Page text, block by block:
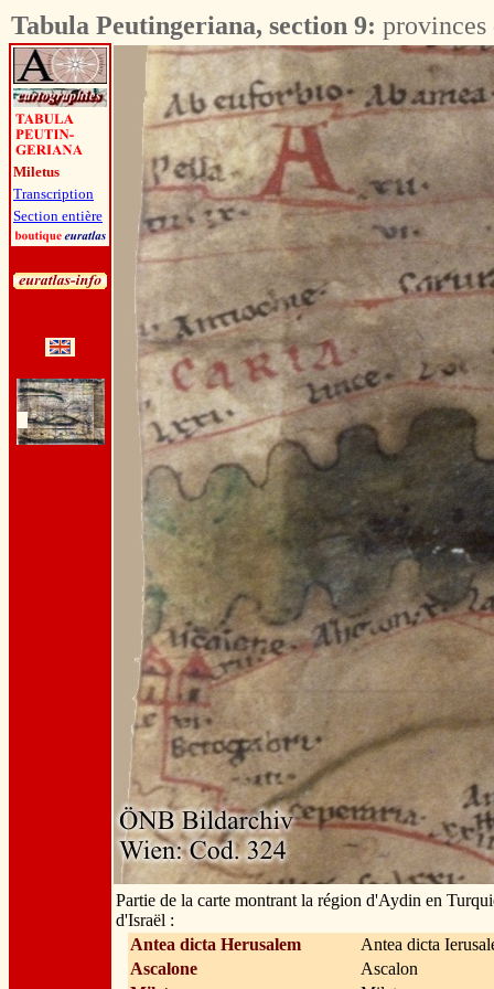
Tabula Peutingeriana, section 9: provinces
Miletus
Transcription
Section entière
Partie de la carte montrant la région d'Aydin en
d'Israël :
Antea dicta Herusalem
Antea dicta
Ascalone
Ascalon